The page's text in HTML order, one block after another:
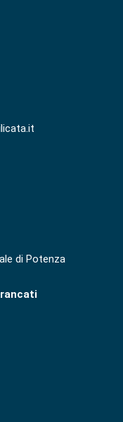
di Potenza